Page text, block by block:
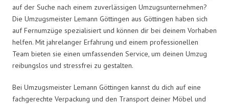
auf der Suche nach einem zuverlässigen Umzugsunternehmen?
Die Umzugsmeister Lemann Göttingen aus Göttingen haben sich
auf Fernumzüge spezialisiert und können dir bei deinem Vorhaben
helfen. Mit jahrelanger Erfahrung und einem professionellen
Team bieten sie einen umfassenden Service, um deinen Umzug
reibungslos und stressfrei zu gestalten.
Bei Umzugsmeister Lemann Göttingen kannst du dich auf eine
fachgerechte Verpackung und den Transport deiner Möbel und